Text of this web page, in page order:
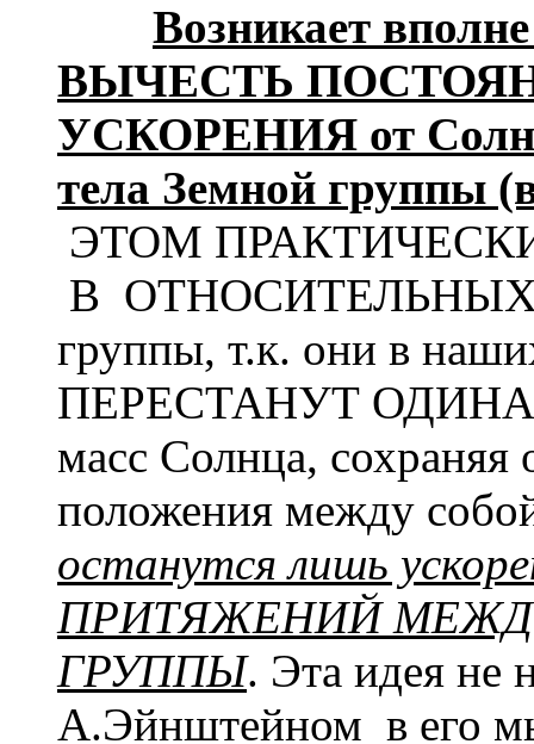
Возникает
ВЫЧЕСТЬ
УСКОРЕНИЯ от
тела Земной группы
ЭТОМ
В ОТНОСИТЕЛЬНЫХ
группы, т.к. они в
ПЕРЕСТАНУТ
масс Солнца, сохраняя
положения между
останутся лишь
ПРИТЯЖЕНИЙ
ГРУППЫ. Эта идея не
А.Эйнштейном в его